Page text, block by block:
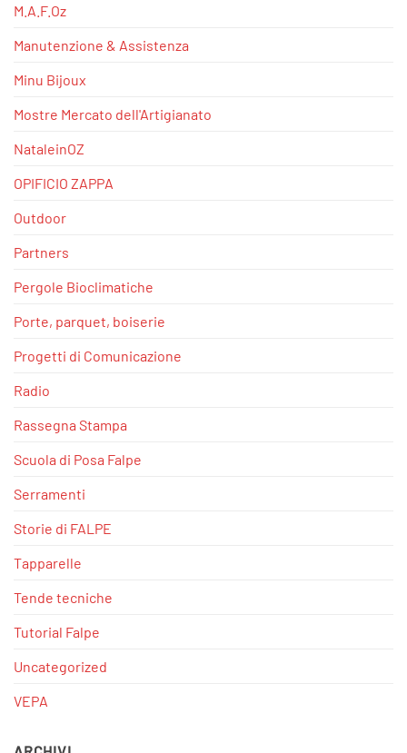
M.A.F.Oz
Manutenzione & Assistenza
Minu Bijoux
Mostre Mercato dell'Artigianato
NataleinOZ
OPIFICIO ZAPPA
Outdoor
Partners
Pergole Bioclimatiche
Porte, parquet, boiserie
Progetti di Comunicazione
Radio
Rassegna Stampa
Scuola di Posa Falpe
Serramenti
Storie di FALPE
Tapparelle
Tende tecniche
Tutorial Falpe
Uncategorized
VEPA